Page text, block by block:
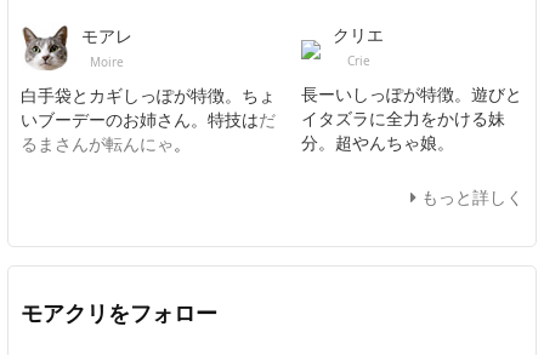
モアレ
Moire
白手袋とカギしっぽが特徴。ちょ
いブーデーのお姉さん。特技はだ
るまさんが転んにゃ。
クリエ
Crie
長ーいしっぽが特徴。遊びと
イタズラに全力をかける妹
分。超やんちゃ娘。
もっと詳しく
モアクリをフォロー